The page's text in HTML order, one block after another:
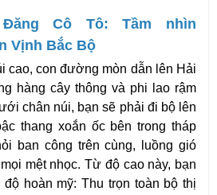
Cô Tô: Tầm nhìn
Vịnh Bắc Bộ
cao, con đường mòn dẫn lên Hải
hàng cây thông và phi lao rậm
chân núi, bạn sẽ phải đi bộ lên
thang xoắn ốc bên trong tháp
ban công trên cùng, luồng gió
mệt nhọc. Từ độ cao này, bạn
hoàn mỹ: Thu trọn toàn bộ thị